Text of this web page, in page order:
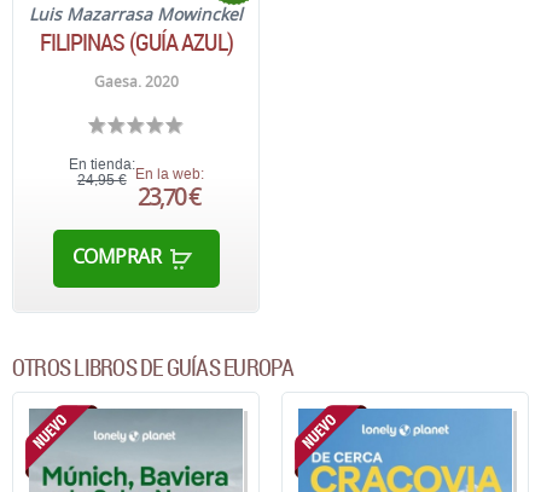
Luis Mazarrasa Mowinckel
FILIPINAS (GUÍA AZUL)
Gaesa. 2020
En tienda:
24,95 € En la web:
23,70 €
COMPRAR
OTROS LIBROS DE GUÍAS EUROPA